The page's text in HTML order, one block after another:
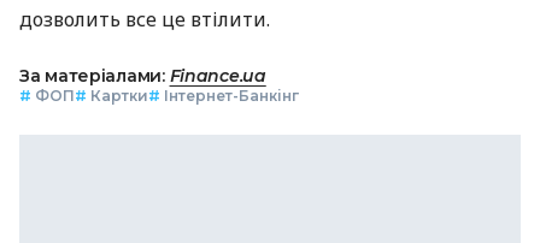
дозволить все це втілити.
За матеріалами: Finance.ua
# ФОП# Картки# Інтернет-Банкінг